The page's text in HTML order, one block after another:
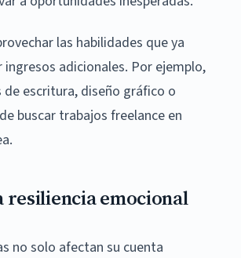
las habilidades que ya
ingresos adicionales. Por ejemplo,
escritura, diseño gráfico o
buscar trabajos freelance en
resiliencia emocional
no solo afectan su cuenta